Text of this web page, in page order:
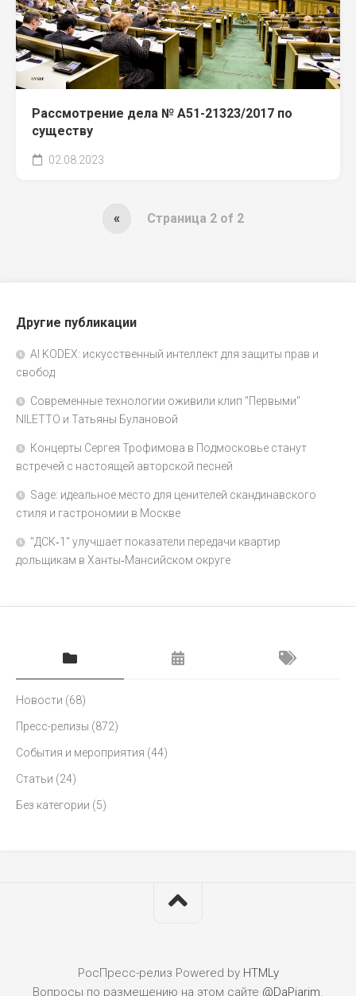
Рассмотрение дела № А51-21323/2017 по
существу
02.08.2023
« Страница 2 of 2
Другие публикации
AI KODEX: искусственный интеллект для защиты прав и
свобод
Современные технологии оживили клип "Первыми"
NILETTO и Татьяны Булановой
Концерты Сергея Трофимова в Подмосковье станут
встречей с настоящей авторской песней
Sage: идеальное место для ценителей скандинавского
стиля и гастрономии в Москве
"ДСК‑1" улучшает показатели передачи квартир
дольщикам в Ханты‑Мансийском округе
Новости (68)
Пресс-релизы (872)
События и мероприятия (44)
Статьи (24)
Без категории (5)
РосПресс-релиз Powered by HTMLy
Вопросы по размещению на этом сайте @DaPiarim.